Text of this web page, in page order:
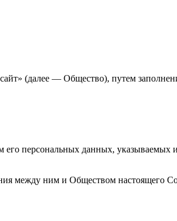
(далее — Общество), путем
персональных данных, указываемых
между ним и Обществом настоящего